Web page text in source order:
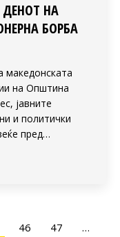
НА
БОРБА
на Општина
јавните
и политички
пред…
46 47
…